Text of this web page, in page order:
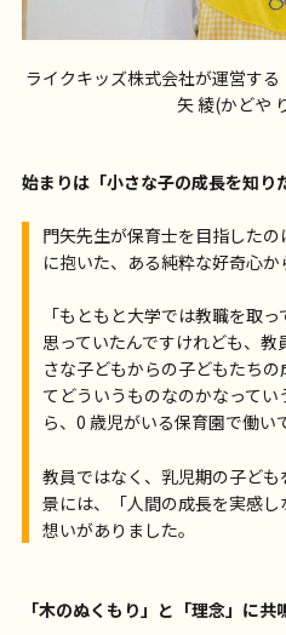
ライクキッズ株式会社が運営す
矢 綾(かどや
始まりは「小さな子の成長を知り
門矢先生が保育士を目指した
に抱いた、ある純粋な好奇心か
「もともと大学では教職を取
思っていたんですけれども、
さな子どもからの子どもたち
てどういうものなのかなって
ら、0 歳児がいる保育園で働い
教員ではなく、乳児期の子ど
景には、「人間の成長を実感
想いがありました。
「木のぬくもり」と「理念」に共